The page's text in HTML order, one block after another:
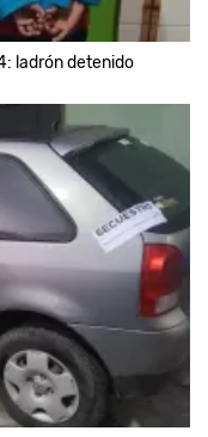
ladrón detenido